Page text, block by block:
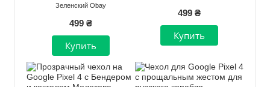
Зеленский Obay
499 ₴
499 ₴